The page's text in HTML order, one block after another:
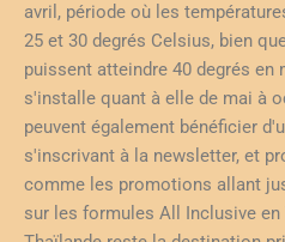
avril, période où les
25 et 30 degrés Celsius, bien
puissent atteindre 40 degrés
s'installe quant à elle de mai à
peuvent également bénéficier
s'inscrivant à la newsletter, et
comme les promotions allant
sur les formules All Inclusive en